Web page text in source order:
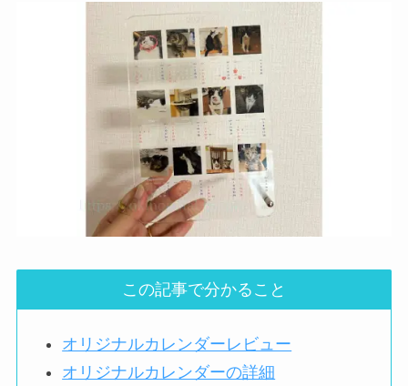
この記事で分かること
オリジナルカレンダーレビュー
オリジナルカレンダーの詳細